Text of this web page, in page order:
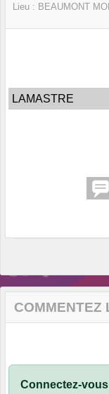
Lieu : BEAUMONT
LAMASTRE
COMMENTEZ
Connectez-vous